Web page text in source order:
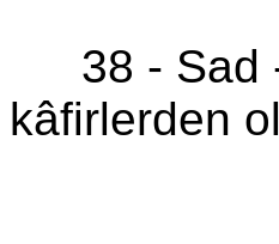
38 - Sad
kâfirlerden